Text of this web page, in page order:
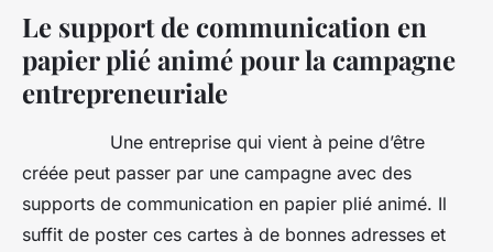
Le support de communication en
papier plié animé pour la campagne
entrepreneuriale
Une entreprise qui vient à peine d’être
créée peut passer par une campagne avec des
supports de communication en papier plié animé. Il
suffit de poster ces cartes à de bonnes adresses et